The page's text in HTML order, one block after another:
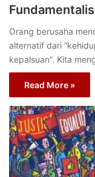
Orang berusaha
alternatif dari
kepalsuan”. Kita
Read More »